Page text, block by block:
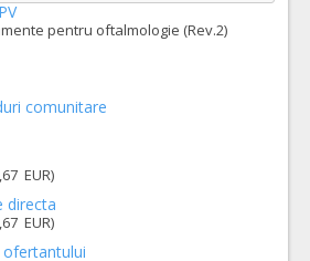
pentru oftalmologie (Rev.2)
comunitare
EUR)
directa
EUR)
ofertantului